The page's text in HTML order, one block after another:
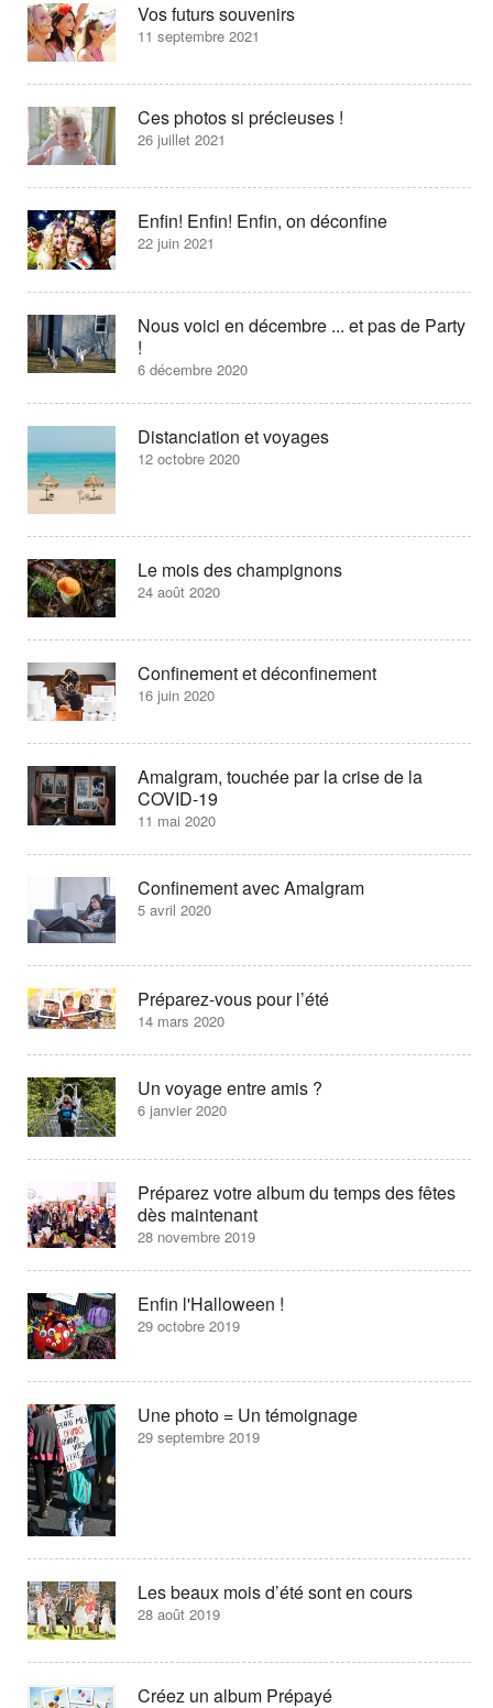
Vos futurs souvenirs
11 septembre 2021
Ces photos si précieuses !
26 juillet 2021
Enfin! Enfin! Enfin, on déconfine
22 juin 2021
Nous voici en décembre ... et pas de Party
!
6 décembre 2020
Distanciation et voyages
12 octobre 2020
Le mois des champignons
24 août 2020
Confinement et déconfinement
16 juin 2020
Amalgram, touchée par la crise de la
COVID-19
11 mai 2020
Confinement avec Amalgram
5 avril 2020
Préparez-vous pour l’été
14 mars 2020
Un voyage entre amis ?
6 janvier 2020
Préparez votre album du temps des fêtes
dès maintenant
28 novembre 2019
Enfin l'Halloween !
29 octobre 2019
Une photo = Un témoignage
29 septembre 2019
Les beaux mois d’été sont en cours
28 août 2019
Créez un album Prépayé